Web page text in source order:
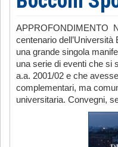
APPROFONDIMENTO
centenario
una grande singola
una serie di eventi che si
a.a. 2001/02 e che
complementari, ma
universitaria. Convegni,